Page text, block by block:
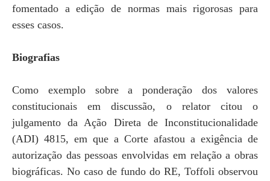
fomentado a edição de normas mais rigorosas para
esses casos.
Biografias
Como exemplo sobre a ponderação dos valores
constitucionais em discussão, o relator citou o
julgamento da Ação Direta de Inconstitucionalidade
(ADI) 4815, em que a Corte afastou a exigência de
autorização das pessoas envolvidas em relação a obras
biográficas. No caso de fundo do RE, Toffoli observou